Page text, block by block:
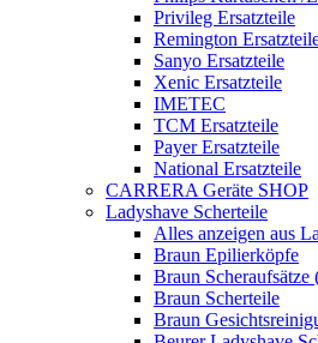
Privileg Ersatzteile
Remington
Sanyo Ersatzteile
Xenic Ersatzteile
IMETEC
TCM Ersatzteile
Payer Ersatzteile
National Ersatzteile
CARRERA Geräte SHOP
Ladyshave Scherteile
Alles anzeigen aus
Braun Epilierköpfe
Braun Scheraufsätze
Braun Scherteile
Braun